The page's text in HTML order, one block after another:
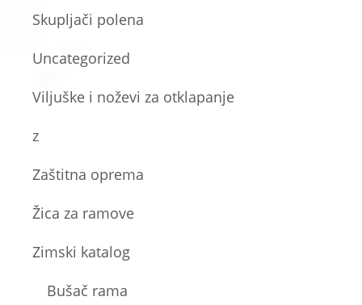
Skupljači polena
Uncategorized
Viljuške i noževi za otklapanje
z
Zaštitna oprema
Žica za ramove
Zimski katalog
Bušač rama